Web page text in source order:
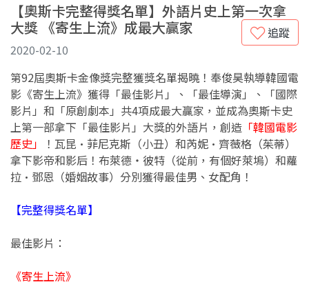
【奧斯卡完整得獎名單】外語片史上第一次拿
大獎 《寄生上流》成最大贏家
追蹤
2020-02-10
第92屆奧斯卡金像獎完整獲獎名單揭曉！奉俊昊執導韓國電
影《寄生上流》獲得「最佳影片」、「最佳導演」、「國際
影片」和「原創劇本」共4項成最大贏家，並成為奧斯卡史
上第一部拿下「最佳影片」大獎的外語片，創造 「韓國電影
歷史」
！瓦昆·菲尼克斯（小丑）和芮妮·齊薇格（茱蒂）
拿下影帝和影后！布萊德・彼特（從前，有個好萊塢）和蘿
拉·鄧恩（婚姻故事）分別獲得最佳男、女配角！
【完整得獎名單】
最佳影片：
《寄生上流》